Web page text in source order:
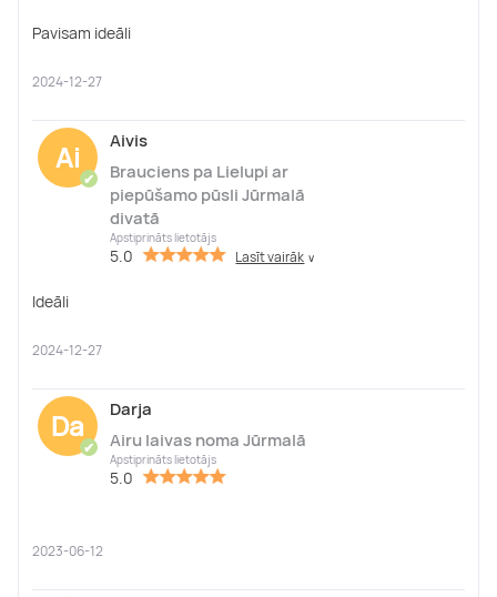
Pavisam ideāli
2024-12-27
Ai
✔
Aivis
Brauciens pa Lielupi ar
piepūšamo pūsli Jūrmalā
divatā
Apstiprināts lietotājs
5.0 Lasīt vairāk ∨
Ideāli
2024-12-27
Da
✔
Darja
Airu laivas noma Jūrmalā
Apstiprināts lietotājs
5.0
2023-06-12